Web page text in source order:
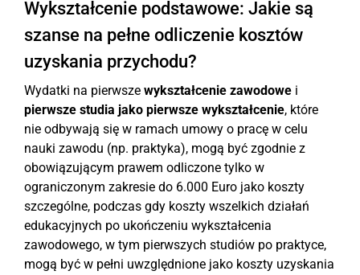
Wykształcenie podstawowe: Jakie są
szanse na pełne odliczenie kosztów
uzyskania przychodu?
Wydatki na pierwsze wykształcenie zawodowe i
pierwsze studia jako pierwsze wykształcenie, które
nie odbywają się w ramach umowy o pracę w celu
nauki zawodu (np. praktyka), mogą być zgodnie z
obowiązującym prawem odliczone tylko w
ograniczonym zakresie do 6.000 Euro jako koszty
szczególne, podczas gdy koszty wszelkich działań
edukacyjnych po ukończeniu wykształcenia
zawodowego, w tym pierwszych studiów po praktyce,
mogą być w pełni uwzględnione jako koszty uzyskania